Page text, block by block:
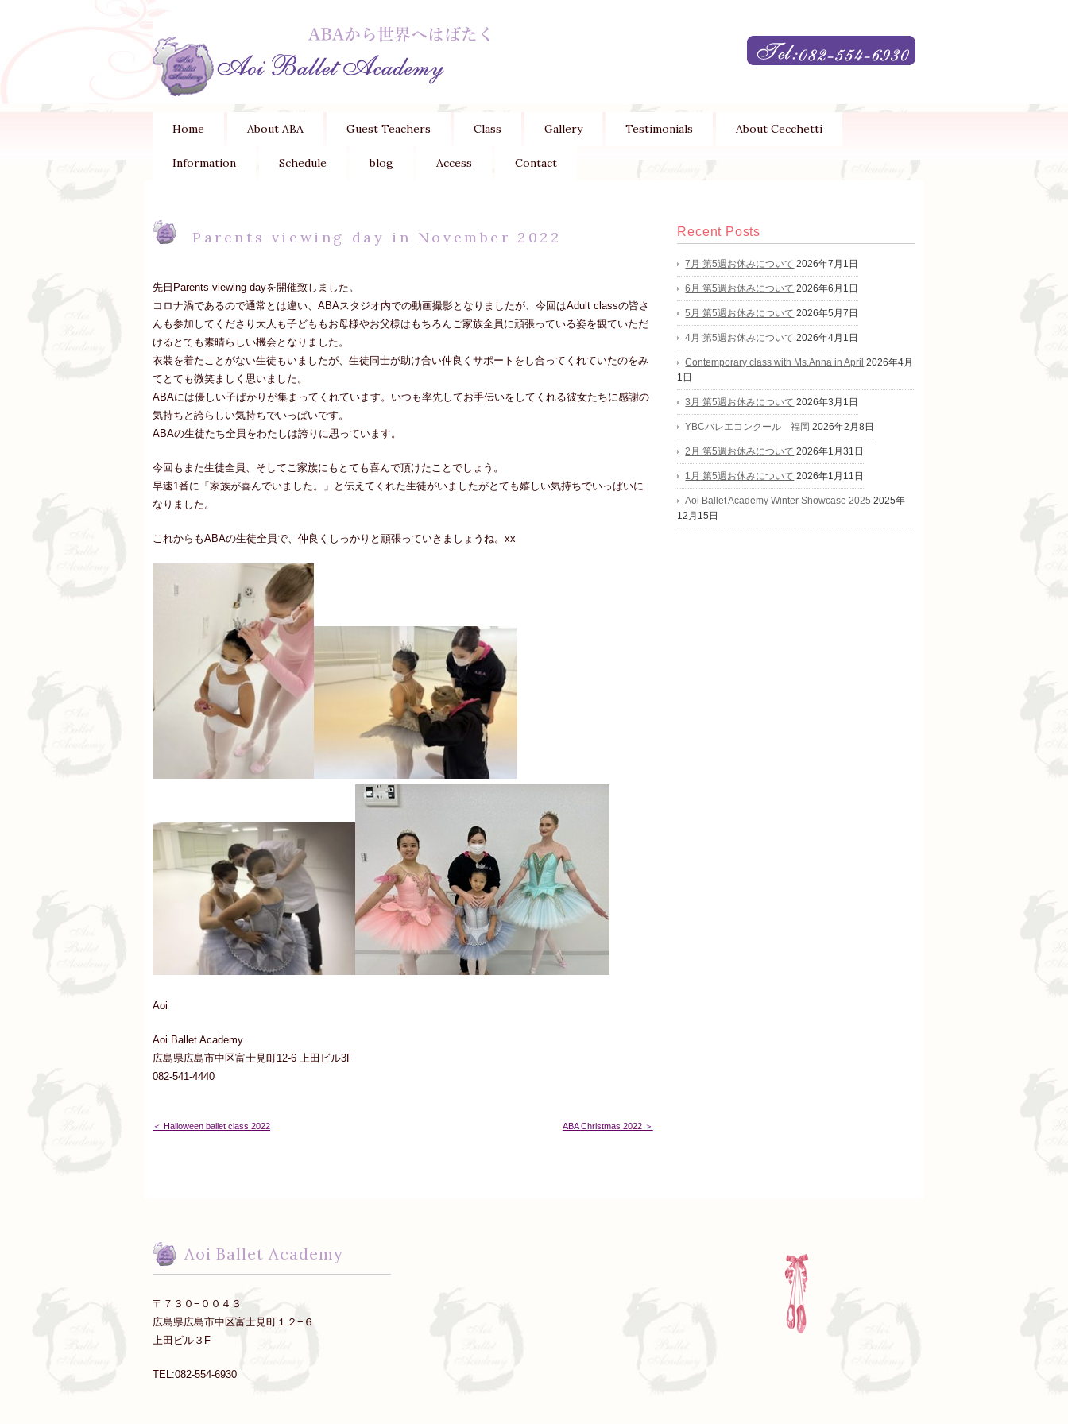
Home About ABA Guest Teachers Class Gallery Testimonials About Cecchetti
Information Schedule blog Access Contact
Parents viewing day in November 2022
先日Parents viewing dayを開催致しました。
コロナ渦であるので通常とは違い、ABAスタジオ内での動画撮影となりましたが、今回はAdult classの皆さ
んも参加してくださり大人も子どももお母様やお父様はもちろんご家族全員に頑張っている姿を観ていただ
けるとても素晴らしい機会となりました。
衣装を着たことがない生徒もいましたが、生徒同士が助け合い仲良くサポートをし合ってくれていたのをみ
てとても微笑ましく思いました。
ABAには優しい子ばかりが集まってくれています。いつも率先してお手伝いをしてくれる彼女たちに感謝の
気持ちと誇らしい気持ちでいっぱいです。
ABAの生徒たち全員をわたしは誇りに思っています。
今回もまた生徒全員、そしてご家族にもとても喜んで頂けたことでしょう。
早速1番に「家族が喜んでいました。」と伝えてくれた生徒がいましたがとても嬉しい気持ちでいっぱいに
なりました。
これからもABAの生徒全員で、仲良くしっかりと頑張っていきましょうね。xx
Aoi
Aoi Ballet Academy
広島県広島市中区富士見町12-6 上田ビル3F
082-541-4440
＜ Halloween ballet class 2022 ABA Christmas 2022 ＞
Recent Posts
7月 第5週お休みについて 2026年7月1日
6月 第5週お休みについて 2026年6月1日
5月 第5週お休みについて 2026年5月7日
4月 第5週お休みについて 2026年4月1日
Contemporary class with Ms.Anna in April 2026年4月
1日
3月 第5週お休みについて 2026年3月1日
YBCバレエコンクール 福岡 2026年2月8日
2月 第5週お休みについて 2026年1月31日
1月 第5週お休みについて 2026年1月11日
Aoi Ballet Academy Winter Showcase 2025 2025年
12月15日
Aoi Ballet Academy
〒７３０−００４３
広島県広島市中区富士見町１２−６
上田ビル３F
TEL:082-554-6930